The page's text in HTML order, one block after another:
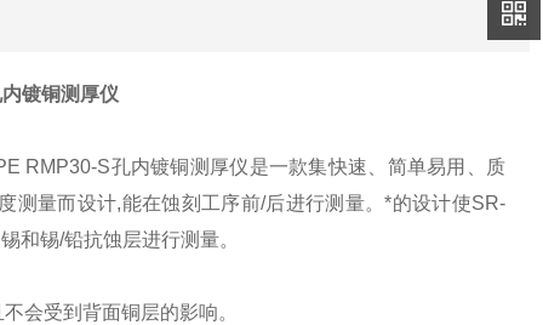
镀铜测厚仪
RMP30-S孔内镀铜测厚仪是一款集快速、简单易用、质
测量而设计,能在蚀刻工序前/后进行测量。*的设计使SR-
和锡/铅抗蚀层进行测量。
会受到背面铜层的影响。